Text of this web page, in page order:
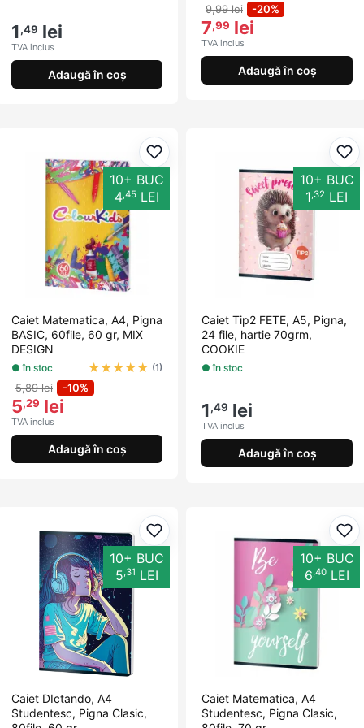
1,49 lei
TVA inclus
Adaugă în coș
9,99 lei -20%
7,99 lei
TVA inclus
Adaugă în coș
Adaugă la favorite
10+ BUC
4 ,45LEI
Caiet Matematica, A4, Pigna
BASIC, 60file, 60 gr, MIX
DESIGN
● în stoc ★★★★★ (1)
5,89 lei -10%
5,29 lei
TVA inclus
Adaugă în coș
10+ BUC
1 ,32 LEI
Caiet Tip2 FETE, A5, Pigna,
24 file, hartie 70grm,
COOKIE
● în stoc
1,49 lei
TVA inclus
Adaugă în coș
Adaugă la favorite
10+ BUC
5,31 LEI
Caiet DIctando, A4
Studentesc, Pigna Clasic,
10+ BUC
6,40LEI
Caiet Matematica, A4
Studentesc, Pigna Clasic,